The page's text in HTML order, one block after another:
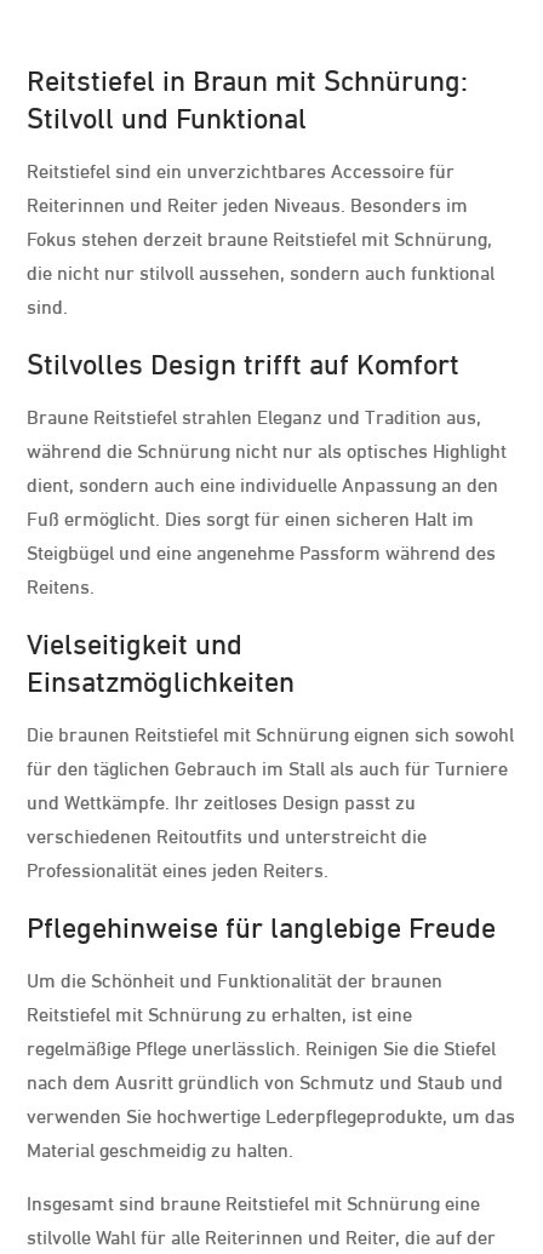
Reitstiefel in Braun mit Schnürung:
Stilvoll und Funktional
Reitstiefel sind ein unverzichtbares Accessoire für
Reiterinnen und Reiter jeden Niveaus. Besonders im
Fokus stehen derzeit braune Reitstiefel mit Schnürung,
die nicht nur stilvoll aussehen, sondern auch funktional
sind.
Stilvolles Design trifft auf Komfort
Braune Reitstiefel strahlen Eleganz und Tradition aus,
während die Schnürung nicht nur als optisches Highlight
dient, sondern auch eine individuelle Anpassung an den
Fuß ermöglicht. Dies sorgt für einen sicheren Halt im
Steigbügel und eine angenehme Passform während des
Reitens.
Vielseitigkeit und
Einsatzmöglichkeiten
Die braunen Reitstiefel mit Schnürung eignen sich sowohl
für den täglichen Gebrauch im Stall als auch für Turniere
und Wettkämpfe. Ihr zeitloses Design passt zu
verschiedenen Reitoutfits und unterstreicht die
Professionalität eines jeden Reiters.
Pflegehinweise für langlebige Freude
Um die Schönheit und Funktionalität der braunen
Reitstiefel mit Schnürung zu erhalten, ist eine
regelmäßige Pflege unerlässlich. Reinigen Sie die Stiefel
nach dem Ausritt gründlich von Schmutz und Staub und
verwenden Sie hochwertige Lederpflegeprodukte, um das
Material geschmeidig zu halten.
Insgesamt sind braune Reitstiefel mit Schnürung eine
stilvolle Wahl für alle Reiterinnen und Reiter, die auf der